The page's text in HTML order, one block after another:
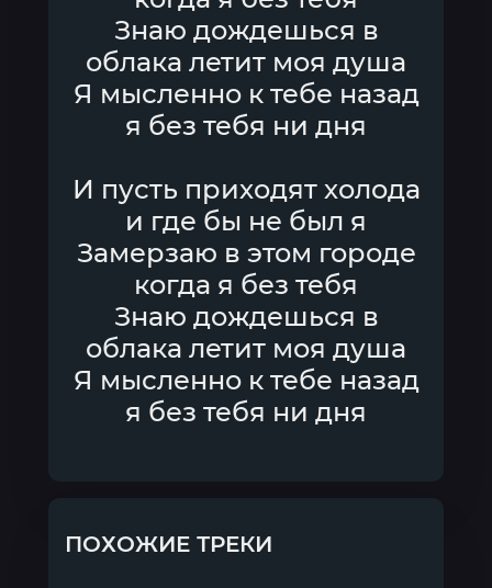
Знаю дождешься в
облака летит моя душа
Я мысленно к тебе назад
я без тебя ни дня
И пусть приходят холода
и где бы не был я
Замерзаю в этом городе
когда я без тебя
Знаю дождешься в
облака летит моя душа
Я мысленно к тебе назад
я без тебя ни дня
ПОХОЖИЕ ТРЕКИ